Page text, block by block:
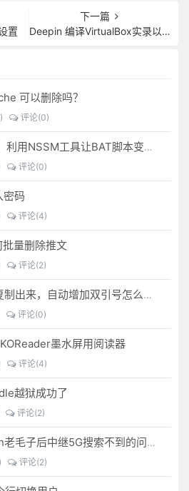
置
下一篇
Deepin 编译VirtualBox实录以及编译报错解决
可以删除吗？
评论(0)
【Windows】利用NSSM工具让BAT脚本变成后台服务
评论(0)
密码
评论(4)
量删除推文
评论(2)
EXCEL表格复制出来，自动增加双引号怎么解决？
评论(0)
墨水屏用阅读器
评论(4)
越狱成功了
评论(2)
k2刷Padavan老毛子后中继5G搜索不到的问题解决
评论(2)